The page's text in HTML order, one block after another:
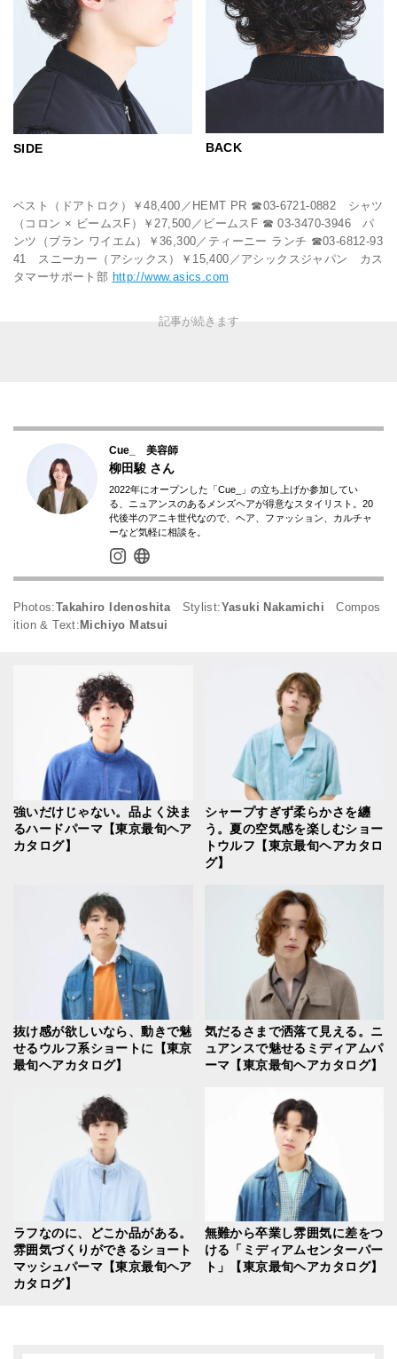
SIDE BACK
ベスト（ドアトロク）￥48,400／HEMT PR ☎︎03-6721-0882 シャツ
（コロン × ビームスF）￥27,500／ビームスF ☎︎ 03-3470-3946 パ
ンツ（ブラン ワイエム）￥36,300／ティーニー ランチ ☎︎03-6812-93
41 スニーカー（アシックス）￥15,400／アシックスジャパン カス
タマーサポート部 http://www.asics.com
Cue_ 美容師
柳田駿 さん
2022年にオープンした「Cue_」の立ち上げか参加してい
る、ニュアンスのあるメンズヘアが得意なスタイリスト。20
代後半のアニキ世代なので、ヘア、ファッション、カルチャ
ーなど気軽に相談を。
Photos:Takahiro Idenoshita Stylist:Yasuki Nakamichi Compos
ition & Text: Michiyo Matsui
強いだけじゃない。品よく決ま
るハードパーマ【東京最旬ヘア
カタログ】
シャープすぎず柔らかさを纏
う。夏の空気感を楽しむショー
トウルフ【東京最旬ヘアカタロ
グ】
抜け感が欲しいなら、動きで魅
せるウルフ系ショートに【東京
最旬ヘアカタログ】
気だるさまで洒落て見える。ニ
ュアンスで魅せるミディアムパ
ーマ【東京最旬ヘアカタログ】
ラフなのに、どこか品がある。
雰囲気づくりができるショート
マッシュパーマ【東京最旬ヘア
カタログ】
無難から卒業し雰囲気に差をつ
ける「ミディアムセンターパー
ト」【東京最旬ヘアカタログ】